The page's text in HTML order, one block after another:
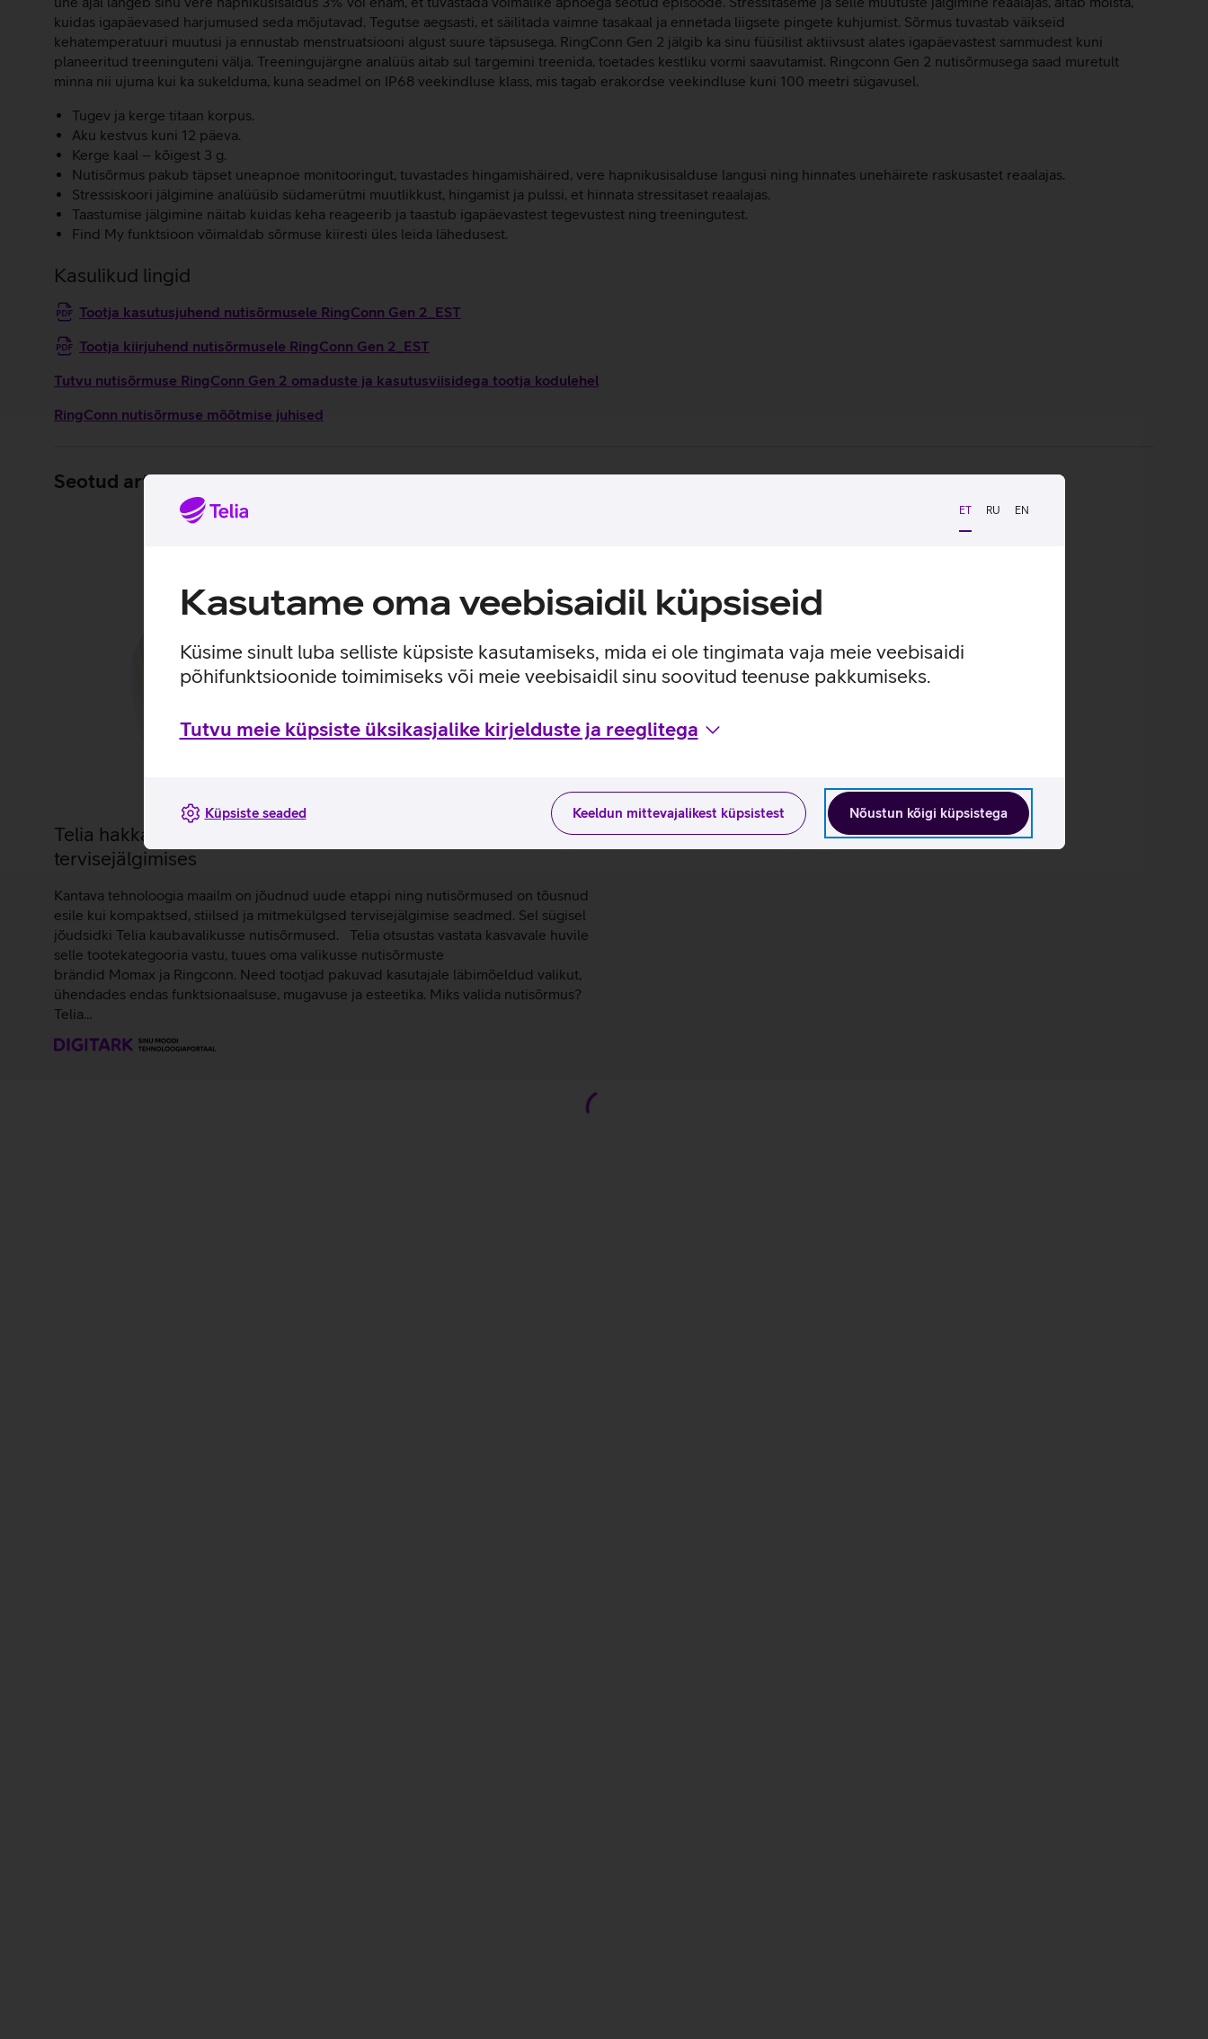
ET RU EN
Kasutame oma veebisaidil küpsiseid
Küsime sinult luba selliste küpsiste kasutamiseks, mida ei ole tingimata vaja meie veebisaidi
põhifunktsioonide toimimiseks või meie veebisaidil sinu soovitud teenuse pakkumiseks.
Tutvu meie küpsiste üksikasjalike kirjelduste ja reeglitega
Nõustun kõigi küpsistega
Keeldun mittevajalikest küpsistest
Küpsiste seaded
kuidas igapäevased harjumused seda mõjutavad. Tegutse aegsasti, et säilitada vaimne tasakaal ja ennetada liigsete pingete kuhjumist. Sõrmus tuvastab väikseid
kehatemperatuuri muutusi ja ennustab menstruatsiooni algust suure täpsusega. RingConn Gen 2 jälgib ka sinu füüsilist aktiivsust alates igapäevastest sammudest kuni
planeeritud treeninguteni välja. Treeningujärgne analüüs aitab sul targemini treenida, toetades kestliku vormi saavutamist. Ringconn Gen 2 nutisõrmusega saad muretult
minna nii ujuma kui ka sukelduma, kuna seadmel on IP68 veekindluse klass, mis tagab erakordse veekindluse kuni 100 meetri sügavusel.
Tugev ja kerge titaan korpus.
Aku kestvus kuni 12 päeva.
Kerge kaal – kõigest 3 g.
Nutisõrmus pakub täpset uneapnoe monitooringut, tuvastades hingamishäired, vere hapnikusisalduse langusi ning hinnates unehäirete raskusastet reaalajas.
Stressiskoori jälgimine analüüsib südamerütmi muutlikkust, hingamist ja pulssi, et hinnata stressitaset reaalajas.
Taastumise jälgimine näitab kuidas keha reageerib ja taastub igapäevastest tegevustest ning treeningutest.
Find My funktsioon võimaldab sõrmuse kiiresti üles leida lähedusest.
Kasulikud lingid
Tootja kasutusjuhend nutisõrmusele RingConn Gen 2_EST
Tootja kiirjuhend nutisõrmusele RingConn Gen 2_EST
Tutvu nutisõrmuse RingConn Gen 2 omaduste ja kasutusviisidega tootja kodulehel
RingConn nutisõrmuse mõõtmise juhised
Seotud artiklid ja videod
Telia hakkas Eestis nutisõrmuseid müüma: uus tase
tervisejälgimises
Kantava tehnoloogia maailm on jõudnud uude etappi ning nutisõrmused on tõusnud
esile kui kompaktsed, stiilsed ja mitmekülgsed tervisejälgimise seadmed. Sel sügisel
jõudsidki Telia kaubavalikusse nutisõrmused. Telia otsustas vastata kasvavale huvile
selle tootekategooria vastu, tuues oma valikusse nutisõrmuste
brändid Momax ja Ringconn. Need tootjad pakuvad kasutajale läbimõeldud valikut,
ühendades endas funktsionaalsuse, mugavuse ja esteetika. Miks valida nutisõrmus?
Telia…